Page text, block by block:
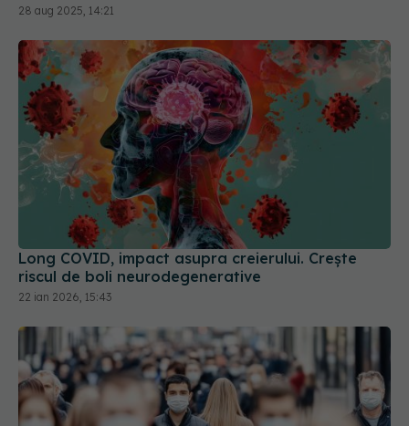
28 aug 2025, 14:21
Long COVID, impact asupra creierului. Crește
riscul de boli neurodegenerative
22 ian 2026, 15:43